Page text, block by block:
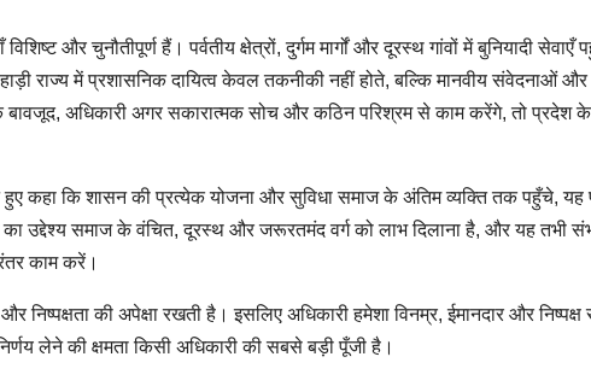
और चुनौतीपूर्ण हैं। पर्वतीय क्षेत्रों, दुर्गम मार्गों और दूरस्थ गांवों में बुनियादी सेवाएँ
राज्य में प्रशासनिक दायित्व केवल तकनीकी नहीं होते, बल्कि मानवीय संवेदनाओं
बावजूद, अधिकारी अगर सकारात्मक सोच और कठिन परिश्रम से काम करेंगे, तो प्रदेश के
हुए कहा कि शासन की प्रत्येक योजना और सुविधा समाज के अंतिम व्यक्ति तक पहुँचे, यह
का उद्देश्य समाज के वंचित, दूरस्थ और जरूरतमंद वर्ग को लाभ दिलाना है, और यह तभी
काम करें।
निष्पक्षता की अपेक्षा रखती है। इसलिए अधिकारी हमेशा विनम्र, ईमानदार और निष्पक्ष
लेने की क्षमता किसी अधिकारी की सबसे बड़ी पूँजी है।